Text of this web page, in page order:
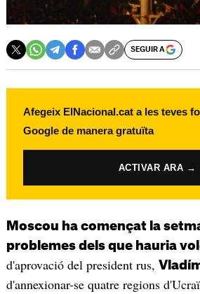
SEGUIR A
Afegeix ElNacional.cat a les teves
Google de manera gratuïta
ACTIVAR ARA →
Moscou ha començat la
problemes dels que hauria
d'aprovació del president rus,
d'annexionar-se quatre regions